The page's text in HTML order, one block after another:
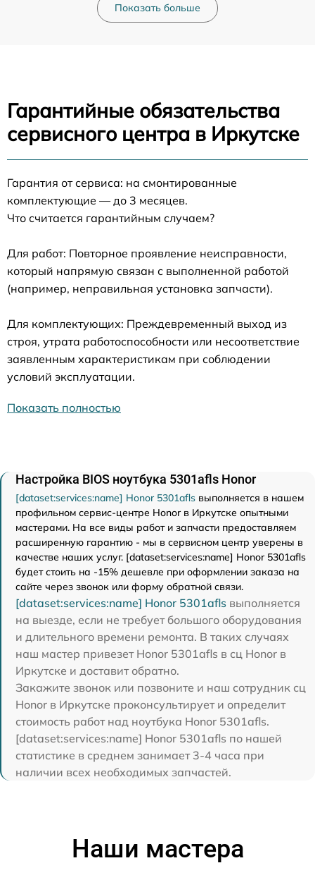
Показать больше
Гарантийные обязательства
сервисного центра в Иркутске
Гарантия от сервиса: на смонтированные
комплектующие — до 3 месяцев.
Что считается гарантийным случаем?
Для работ: Повторное проявление неисправности,
который напрямую связан с выполненной работой
(например, неправильная установка запчасти).
Для комплектующих: Преждевременный выход из
строя, утрата работоспособности или несоответствие
заявленным характеристикам при соблюдении
условий эксплуатации.
Показать полностью
Настройка BIOS ноутбука 5301afls Honor
[dataset:services:name] Honor 5301afls выполняется в нашем
профильном сервис-центре Honor в Иркутске опытными
мастерами. На все виды работ и запчасти предоставляем
расширенную гарантию - мы в сервисном центр уверены в
качестве наших услуг. [dataset:services:name] Honor 5301afls
будет стоить на -15% дешевле при оформлении заказа на
сайте через звонок или форму обратной связи.
[dataset:services:name] Honor 5301afls выполняется
на выезде, если не требует большого оборудования
и длительного времени ремонта. В таких случаях
наш мастер привезет Honor 5301afls в сц Honor в
Иркутске и доставит обратно.
Закажите звонок или позвоните и наш сотрудник сц
Honor в Иркутске проконсультирует и определит
стоимость работ над ноутбука Honor 5301afls.
[dataset:services:name] Honor 5301afls по нашей
статистике в среднем занимает 3-4 часа при
наличии всех необходимых запчастей.
Наши мастера